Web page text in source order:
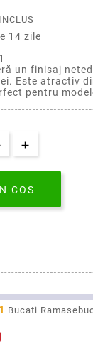
14 zile
un finisaj
Este atractiv
pentru
COS
1 Bucati